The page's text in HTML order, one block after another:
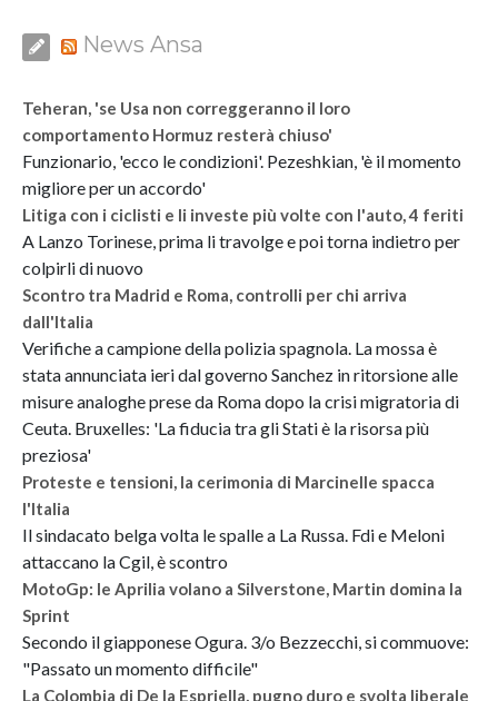
News Ansa
Teheran, 'se Usa non correggeranno il loro
comportamento Hormuz resterà chiuso'
Funzionario, 'ecco le condizioni'. Pezeshkian, 'è il momento
migliore per un accordo'
Litiga con i ciclisti e li investe più volte con l'auto, 4 feriti
A Lanzo Torinese, prima li travolge e poi torna indietro per
colpirli di nuovo
Scontro tra Madrid e Roma, controlli per chi arriva
dall'Italia
Verifiche a campione della polizia spagnola. La mossa è
stata annunciata ieri dal governo Sanchez in ritorsione alle
misure analoghe prese da Roma dopo la crisi migratoria di
Ceuta. Bruxelles: 'La fiducia tra gli Stati è la risorsa più
preziosa'
Proteste e tensioni, la cerimonia di Marcinelle spacca
l'Italia
Il sindacato belga volta le spalle a La Russa. Fdi e Meloni
attaccano la Cgil, è scontro
MotoGp: le Aprilia volano a Silverstone, Martin domina la
Sprint
Secondo il giapponese Ogura. 3/o Bezzecchi, si commuove:
"Passato un momento difficile"
La Colombia di De la Espriella, pugno duro e svolta liberale